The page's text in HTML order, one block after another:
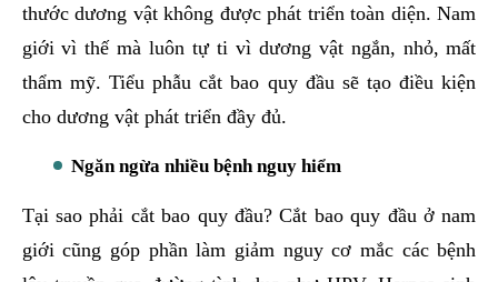
thước dương vật không được phát triển toàn diện. Nam
giới vì thế mà luôn tự ti vì dương vật ngắn, nhỏ, mất
thẩm mỹ. Tiểu phẫu cắt bao quy đầu sẽ tạo điều kiện
cho dương vật phát triển đầy đủ.
Ngăn ngừa nhiều bệnh nguy hiểm
Tại sao phải cắt bao quy đầu? Cắt bao quy đầu ở nam
giới cũng góp phần làm giảm nguy cơ mắc các bệnh